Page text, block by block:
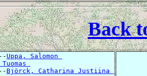
Back
Uppa, Salomon
Björck, Catharina Justiina